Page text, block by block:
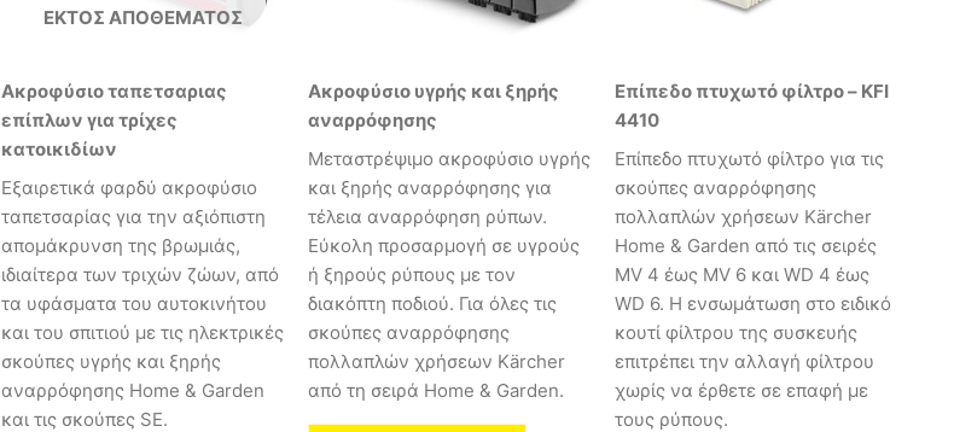
ΕΚΤΌΣ ΑΠΟΘΈΜΑΤΟΣ
Ακροφύσιο ταπετσαριας
επίπλων για τρίχες
κατοικιδίων
Εξαιρετικά φαρδύ ακροφύσιο
ταπετσαρίας για την αξιόπιστη
απομάκρυνση της βρωμιάς,
ιδιαίτερα των τριχών ζώων, από
τα υφάσματα του αυτοκινήτου
και του σπιτιού με τις ηλεκτρικές
σκούπες υγρής και ξηρής
αναρρόφησης Home & Garden
και τις σκούπες SE.
Ακροφύσιο υγρής και ξηρής
αναρρόφησης
Μεταστρέψιμο ακροφύσιο υγρής
και ξηρής αναρρόφησης για
τέλεια αναρρόφηση ρύπων.
Εύκολη προσαρμογή σε υγρούς
ή ξηρούς ρύπους με τον
διακόπτη ποδιού. Για όλες τις
σκούπες αναρρόφησης
πολλαπλών χρήσεων Kärcher
από τη σειρά Home & Garden.
Επίπεδο πτυχωτό φίλτρο – KFI
4410
Επίπεδο πτυχωτό φίλτρο για τις
σκούπες αναρρόφησης
πολλαπλών χρήσεων Kärcher
Home & Garden από τις σειρές
MV 4 έως MV 6 και WD 4 έως
WD 6. Η ενσωμάτωση στο ειδικό
κουτί φίλτρου της συσκευής
επιτρέπει την αλλαγή φίλτρου
χωρίς να έρθετε σε επαφή με
τους ρύπους.